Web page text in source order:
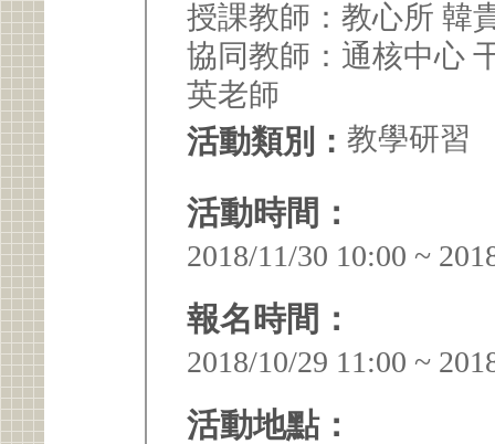
授課教
協同教師：通核中心
英老師
活動類別： 教學研習
活動時間：
2018/11/30 10:00 ~
報名時間：
2018/10/29 11:00 ~
活動地點：